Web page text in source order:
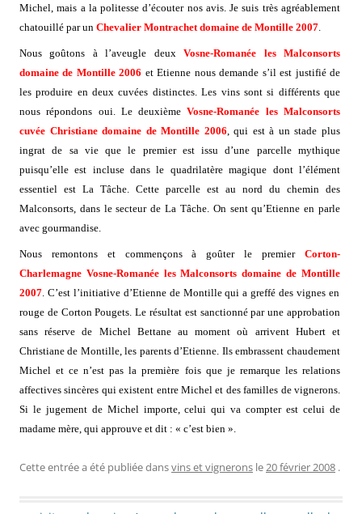
Michel, mais a la politesse d’écouter nos avis. Je suis très agréablement
chatouillé par un Chevalier Montrachet domaine de Montille 2007
Nous goûtons à l’aveugle deuxVosne-Romanée les Malconsorts
domaine de Montille 2006 et Etienne nous demande s’il est justifié de
les produire en deux cuvées distinctes. Les vins sont si différents que
nous répondons oui. Le deuxièmeVosne-Romanée les Malconsorts
cuvée Christiane domaine de Montille 2006 , qui est à un stade plus
ingrat de sa vie que le premier est issu d’une parcelle mythique
puisqu’elle est incluse dans le quadrilatère magique dont l’élément
essentiel est La Tâche. Cette parcelle est au nord du chemin des
Malconsorts, dans le secteur de La Tâche. On sent qu’Etienne en parle
avec gourmandise.
Nous remontons et commençons à goûter le premier Corton-
Charlemagne Vosne-Romanée les Malconsorts domaine de Montille
2007 . C’est l’initiative d’Etienne de Montille qui a greffé des vignes en
rouge de Corton Pougets. Le résultat est sanctionné par une approbation
sans réserve de Michel Bettane au moment où arrivent Hubert et
Christiane de Montille, les parents d’Etienne. Ils embrassent chaudement
Michel et ce n’est pas la première fois que je remarque les relations
affectives sincères qui existent entre Michel et des familles de vignerons.
Si le jugement de Michel importe, celui qui va compter est celui de
madame mère, qui approuve et dit : « c’est bien ».
Cette entrée a été publiée dansvins et vignerons le20 février 2008 .